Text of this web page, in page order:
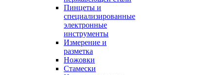
Пинцеты и
специализированные
электронные
инструменты
Измерение и
разметка
Ножовки
Стамески